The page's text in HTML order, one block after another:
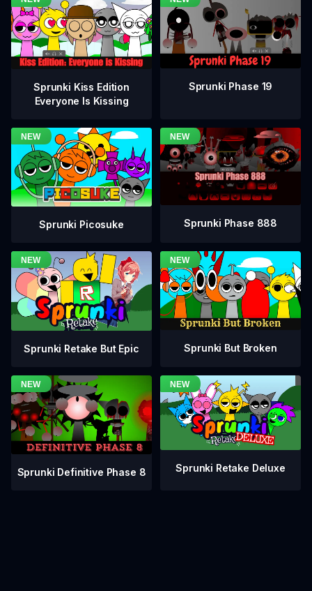
Sprunki Kiss Edition
Everyone Is Kissing
Sprunki Phase 19
Sprunki Picosuke Sprunki Phase 888
Sprunki Retake But Epic Sprunki But Broken
Sprunki Definitive Phase 8 Sprunki Retake Deluxe